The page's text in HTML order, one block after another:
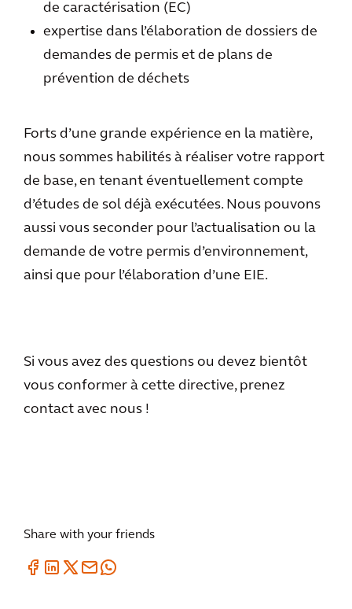
de caractérisation (EC)
expertise dans l’élaboration de dossiers de
demandes de permis et de plans de
prévention de déchets
Forts d’une grande expérience en la matière,
nous sommes habilités à réaliser votre rapport
de base, en tenant éventuellement compte
d’études de sol déjà exécutées. Nous pouvons
aussi vous seconder pour l’actualisation ou la
demande de votre permis d’environnement,
ainsi que pour l’élaboration d’une EIE.
Si vous avez des questions ou devez bientôt
vous conformer à cette directive, prenez
contact avec nous !
Share with your friends